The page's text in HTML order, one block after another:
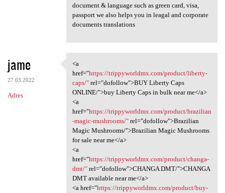
document & language such as green card, visa,
passport we also helps you in leagal and corporate
documents translations
jame
27.03.2022
Adres
<a href="https:/
<a
href="https://trippyworldmx.com/product/liberty-
caps/"rel="dofollow">BUY Liberty Caps
ONLINE/">buy Liberty Caps in bulk near me</a>
<a
href="https://trippyworldmx.com/product/brazilian
-magic-mushrooms/"rel="dofollow">Brazilian
Magic Mushrooms/">Brazilian Magic Mushrooms
for sale near me</a>
<a
href="https://trippyworldmx.com/product/changa-
dmt/"rel="dofollow">CHANGA DMT/">CHANGA
DMT available near me</a>
<a href="https://trippyworldmx.com/product/buy-